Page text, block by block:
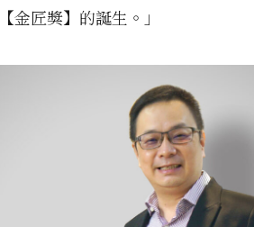
金匠獎】的誕生。」